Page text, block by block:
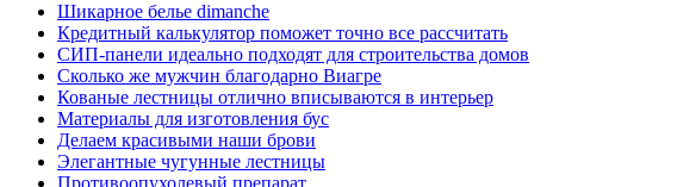
Шикарное белье dimanche
Кредитный калькулятор поможет точно все рассчитать
СИП-панели идеально подходят для строительства домов
Сколько же мужчин благодарно Виагре
Кованые лестницы отлично вписываются в интерьер
Материалы для изготовления бус
Делаем красивыми наши брови
Элегантные чугунные лестницы
Противоопухолевый препарат